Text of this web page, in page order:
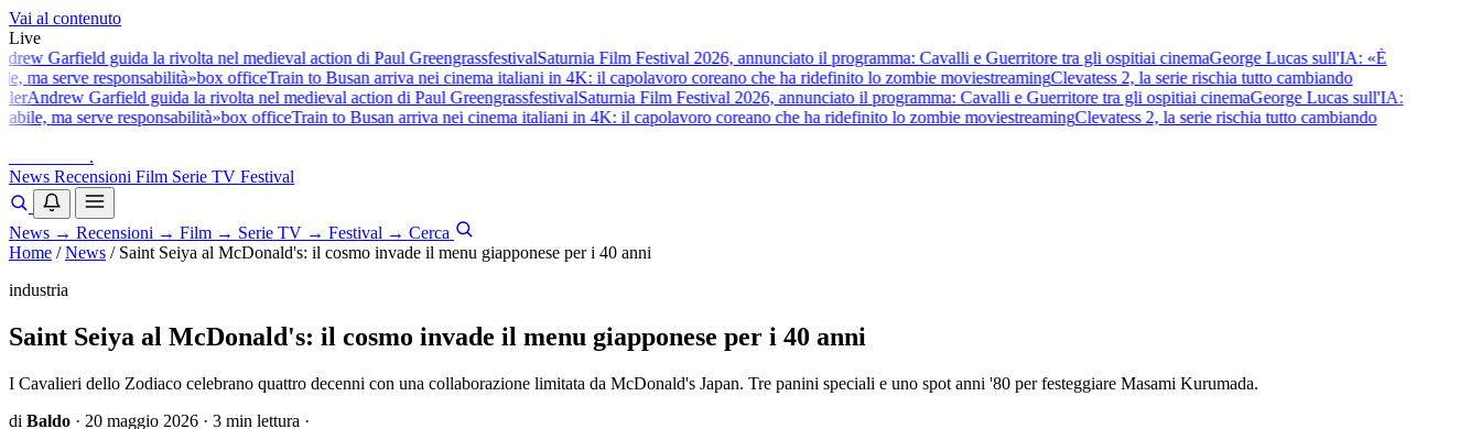
Vai al contenuto
Live
Garfield guida la rivolta nel medieval action di Paul GreengrassfestivalSaturnia Film Festival 2026, annunciato il programma: Cavalli e Guerritore tra gli ospitiai cinemaGeorge Lucas sull'IA: «È
serve responsabilità»box officeTrain to Busan arriva nei cinema italiani in 4K: il capolavoro coreano che ha ridefinito lo zombie moviestreamingClevatess 2, la serie rischia tutto cambiando
Andrew Garfield guida la rivolta nel medieval action di Paul GreengrassfestivalSaturnia Film Festival 2026, annunciato il programma: Cavalli e Guerritore tra gli ospitiai cinemaGeorge Lucas sull'IA:
ma serve responsabilità»box officeTrain to Busan arriva nei cinema italiani in 4K: il capolavoro coreano che ha ridefinito lo zombie moviestreamingClevatess 2, la serie rischia tutto cambiando
.
News Recensioni Film Serie TV Festival
News → Recensioni → Film → Serie TV → Festival → Cerca
Home / News / Saint Seiya al McDonald's: il cosmo invade il menu giapponese per i 40 anni
industria
Saint Seiya al McDonald's: il cosmo invade il menu giapponese per i 40 anni
I Cavalieri dello Zodiaco celebrano quattro decenni con una collaborazione limitata da McDonald's Japan. Tre panini speciali e uno spot anni '80 per festeggiare Masami Kurumada.
di Baldo · 20 maggio 2026 · 3 min lettura ·